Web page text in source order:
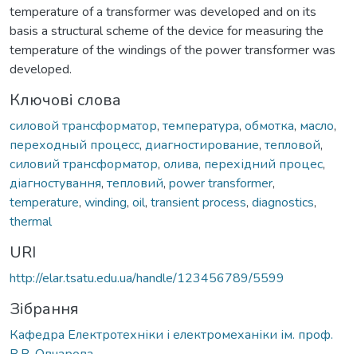
temperature of a transformer was developed and on its
basis a structural scheme of the device for measuring the
temperature of the windings of the power transformer was
developed.
Ключові слова
силовой трансформатор, температура, обмотка, масло,
переходный процесс, диагностирование, тепловой,
силовий трансформатор, олива, перехідний процес,
діагностування, тепловий, power transformer,
temperature, winding, oil, transient process, diagnostics,
thermal
URI
http://elar.tsatu.edu.ua/handle/123456789/5599
Зібрання
Кафедра Електротехніки і електромеханіки ім. проф.